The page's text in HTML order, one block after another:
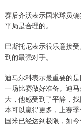
赛后齐沃表示国米球员
平局是合理的。
巴斯托尼表示很乐意接
到的最强对手。
迪马尔科表示最重要的
一场比赛做好准备。迪
大，他感受到了平静，
本可以赢得更多，上赛
国米已经达到极限，如